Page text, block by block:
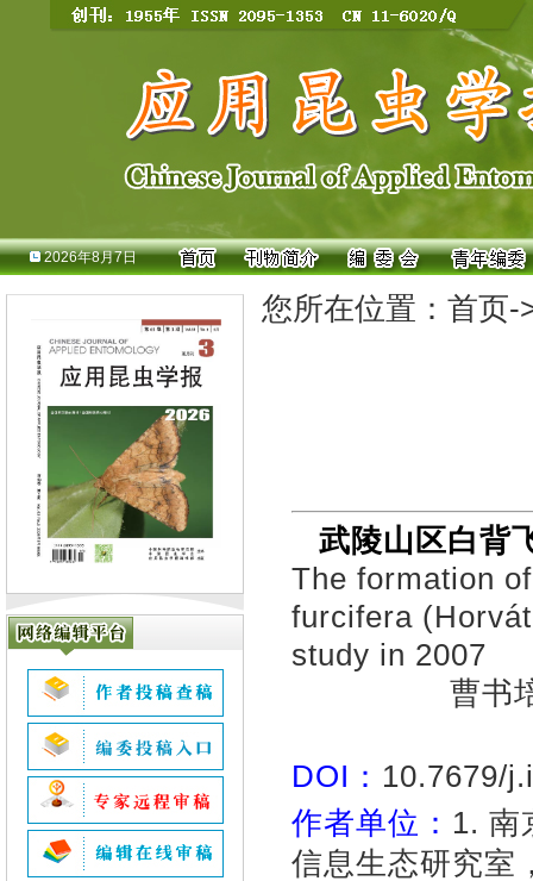
2026年8月7日
您所在位置： 首页-
武陵山区白背
The formation
furcifera
study in 2007
曹书
DOI： 10.7679/
作者单位： 1. 南
信息生态研究室